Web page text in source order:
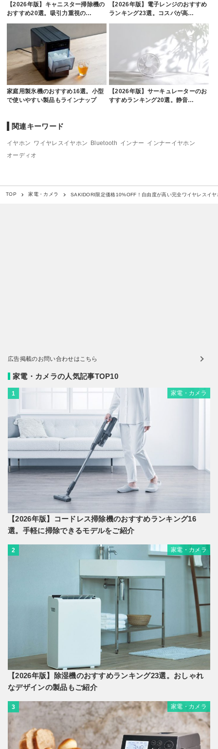
【2026年版】キャニスター掃除機の
おすすめ20選。吸引力重視の…
【2026年版】電子レンジのおすすめ
ランキング23選。コスパが高…
家庭用製氷機のおすすめ16選。小型
で使いやすい製品もラインナップ
【2026年版】サーキュレーターのお
すすめランキング20選。静音…
関連キーワード
イヤホン ワイヤレスイヤホン Bluetooth インナー インナーイヤホン
オーディオ
TOP 家電・カメラ SAKIDORI限定価格10%OFF！自由度が高い完全ワイヤレスイヤ
広告掲載のお問い合わせはこちら
家電・カメラの人気記事TOP10
1 家電・カメラ
【2026年版】コードレス掃除機のおすすめランキング16
選。手軽に掃除できるモデルをご紹介
2 家電・カメラ
【2026年版】除湿機のおすすめランキング23選。おしゃれ
なデザインの製品もご紹介
3 家電・カメラ